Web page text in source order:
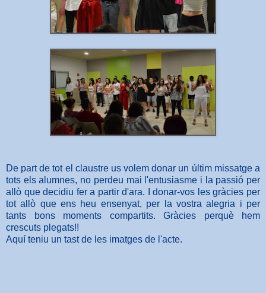
De part de tot el claustre us volem donar un últim missatge a
tots els alumnes, no perdeu mai l'entusiasme i la passió per
allò que decidiu fer a partir d'ara. I donar-vos les gràcies per
tot allò que ens heu ensenyat, per la vostra alegria i per
tants bons moments compartits. Gràcies perquè hem
crescuts plegats!!
Aquí teniu un tast de les imatges de l'acte.